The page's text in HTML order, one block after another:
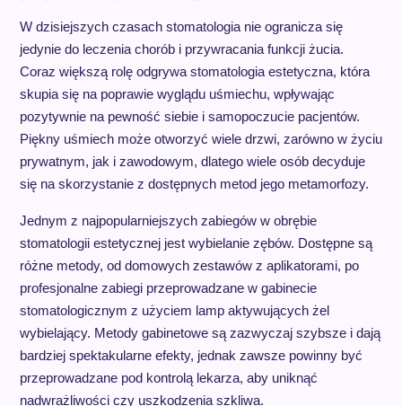
W dzisiejszych czasach stomatologia nie ogranicza się
jedynie do leczenia chorób i przywracania funkcji żucia.
Coraz większą rolę odgrywa stomatologia estetyczna, która
skupia się na poprawie wyglądu uśmiechu, wpływając
pozytywnie na pewność siebie i samopoczucie pacjentów.
Piękny uśmiech może otworzyć wiele drzwi, zarówno w życiu
prywatnym, jak i zawodowym, dlatego wiele osób decyduje
się na skorzystanie z dostępnych metod jego metamorfozy.
Jednym z najpopularniejszych zabiegów w obrębie
stomatologii estetycznej jest wybielanie zębów. Dostępne są
różne metody, od domowych zestawów z aplikatorami, po
profesjonalne zabiegi przeprowadzane w gabinecie
stomatologicznym z użyciem lamp aktywujących żel
wybielający. Metody gabinetowe są zazwyczaj szybsze i dają
bardziej spektakularne efekty, jednak zawsze powinny być
przeprowadzane pod kontrolą lekarza, aby uniknąć
nadwrażliwości czy uszkodzenia szkliwa.